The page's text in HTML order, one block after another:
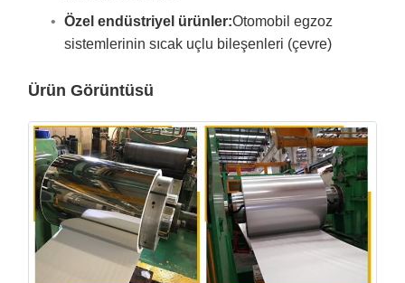
Özel endüstriyel ürünler:Otomobil egzoz
sistemlerinin sıcak uçlu bileşenleri (çevre)
Ürün Görüntüsü